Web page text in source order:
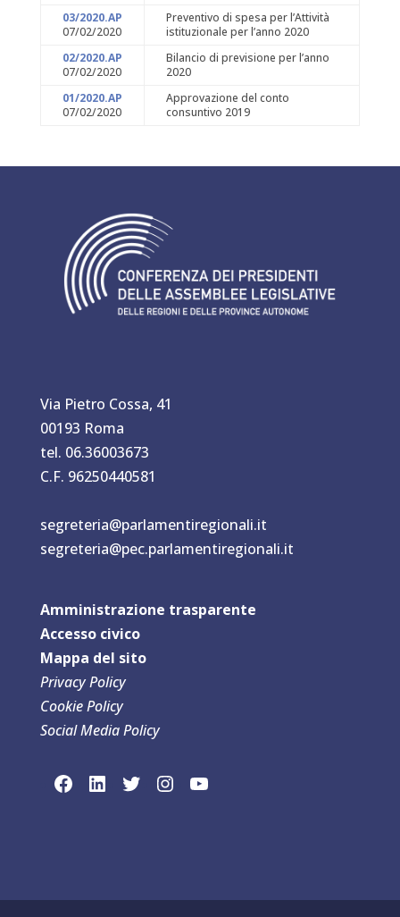
03/2020.AP
07/02/2020
Preventivo di spesa per l’Attività
istituzionale per l’anno 2020
02/2020.AP
07/02/2020
Bilancio di previsione per l’anno
2020
01/2020.AP
07/02/2020
Approvazione del conto
consuntivo 2019
Via Pietro Cossa, 41
00193 Roma
tel. 06.36003673
C.F. 96250440581
segreteria@parlamentiregionali.it
segreteria@pec.parlamentiregionali.it
Amministrazione trasparente
Accesso civico
Mappa del sito
Privacy Policy
Cookie Policy
Social Media Policy
link social Facebook
link sociaLinkedln
link social Twitterlink social Instagram
link social YouTube